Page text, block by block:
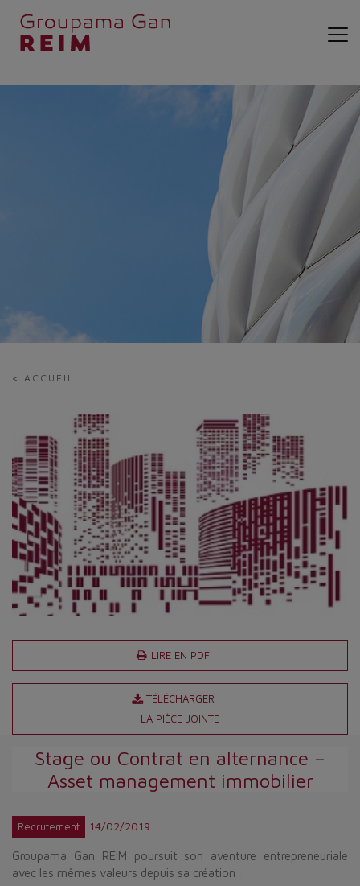
< ACCUEIL
LIRE EN PDF
TÉLÉCHARGER
LA PIÈCE JOINTE
Stage ou Contrat en alternance –
Asset management immobilier
Recrutement 14/02/2019
Groupama Gan REIM poursuit son aventure entrepreneuriale
avec les mêmes valeurs depuis sa création :